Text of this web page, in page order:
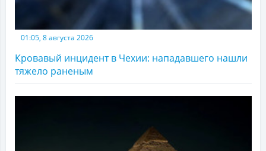
01:05, 8 августа 2026
Кровавый инцидент в Чехии: нападавшего нашли
тяжело раненым